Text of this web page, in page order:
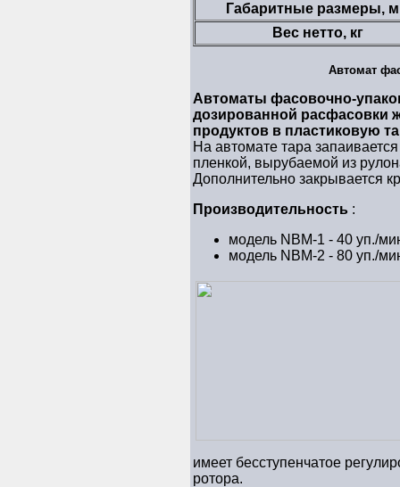
Габаритные размеры,
Вес нетто, кг
Автомат
Автоматы фасовочно-
дозированной расфасовки
продуктов в пластиковую
На автомате тара
пленкой, вырубаемой из
Дополнительно закрывается
Производительность :
модель NBM-1 - 40 уп./
модель NBM-2 - 80 уп./
имеет бесступенчатое
ротора.